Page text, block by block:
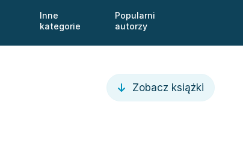
Inne
kategorie
Popularni
autorzy
Zobacz książki